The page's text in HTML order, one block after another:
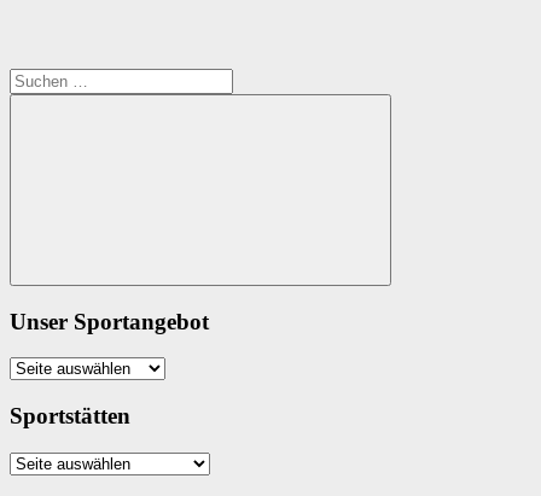
Suchen
nach:
Suchen
Unser Sportangebot
Unser
Sportstätten
Sportstätten